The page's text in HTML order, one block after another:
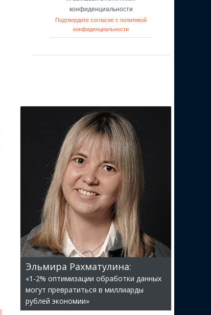
конфиденциальности
Подтвердите согласие с политикой
конфиденциальности
Эльмира Рахматулина:
«1-2% оптимизации обработки данных
могут превратиться в миллиарды
рублей экономии»